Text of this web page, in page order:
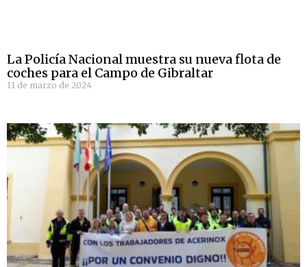
La Policía Nacional muestra su nueva flota de
coches para el Campo de Gibraltar
11 de marzo de 2024